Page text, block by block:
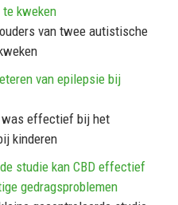
kweken
van twee autistische
van epilepsie bij
was effectief bij het
kinderen
studie kan CBD effectief
gedragsproblemen